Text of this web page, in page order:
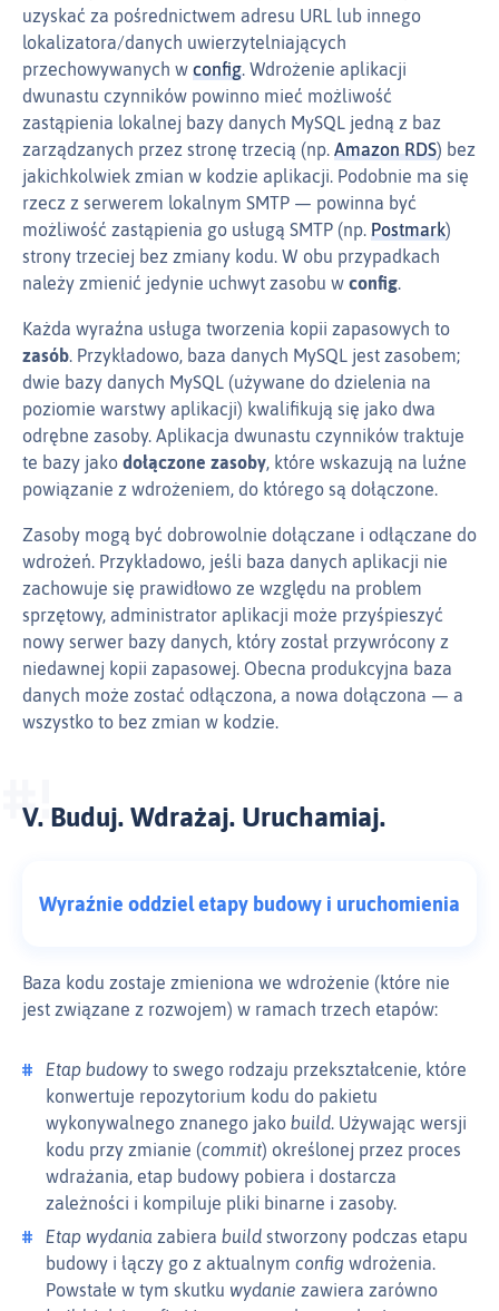
uzyskać za pośrednictwem adresu URL lub innego
lokalizatora/danych uwierzytelniających
przechowywanych w config . Wdrożenie aplikacji
dwunastu czynników powinno mieć możliwość
zastąpienia lokalnej bazy danych MySQL jedną z baz
zarządzanych przez stronę trzecią (np. Amazon RDS) bez
jakichkolwiek zmian w kodzie aplikacji. Podobnie ma się
rzecz z serwerem lokalnym SMTP — powinna być
możliwość zastąpienia go usługą SMTP (np. Postmark)
strony trzeciej bez zmiany kodu. W obu przypadkach
należy zmienić jedynie uchwyt zasobu w config
Każda wyraźna usługa tworzenia kopii zapasowych to
zasób . Przykładowo, baza danych MySQL jest zasobem;
dwie bazy danych MySQL (używane do dzielenia na
poziomie warstwy aplikacji) kwalifikują się jako dwa
odrębne zasoby. Aplikacja dwunastu czynników traktuje
te bazy jako dołączone zasoby , które wskazują na luźne
powiązanie z wdrożeniem, do którego są dołączone.
Zasoby mogą być dobrowolnie dołączane i odłączane do
wdrożeń. Przykładowo, jeśli baza danych aplikacji nie
zachowuje się prawidłowo ze względu na problem
sprzętowy, administrator aplikacji może przyśpieszyć
nowy serwer bazy danych, który został przywrócony z
niedawnej kopii zapasowej. Obecna produkcyjna baza
danych może zostać odłączona, a nowa dołączona — a
wszystko to bez zmian w kodzie.
V. Buduj. Wdrażaj. Uruchamiaj.
Wyraźnie oddziel etapy budowy i uruchomienia
Baza kodu zostaje zmieniona we wdrożenie (które nie
jest związane z rozwojem) w ramach trzech etapów:
Etap budowy to swego rodzaju przekształcenie, które
konwertuje repozytorium kodu do pakietu
wykonywalnego znanego jako build . Używając wersji
kodu przy zmianie (commit) określonej przez proces
wdrażania, etap budowy pobiera i dostarcza
zależności i kompiluje pliki binarne i zasoby.
Etap wydania zabiera build stworzony podczas etapu
budowy i łączy go z aktualnym config wdrożenia.
Powstałe w tym skutku wydanie zawiera zarówno